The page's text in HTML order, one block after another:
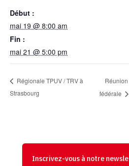
Début :
mai 19 @ 8:00 am
Fin :
mai 21 @ 5:00 pm
Régionale TPUV / TRV à
Strasbourg
fédérale
Inscrivez-vous à notre